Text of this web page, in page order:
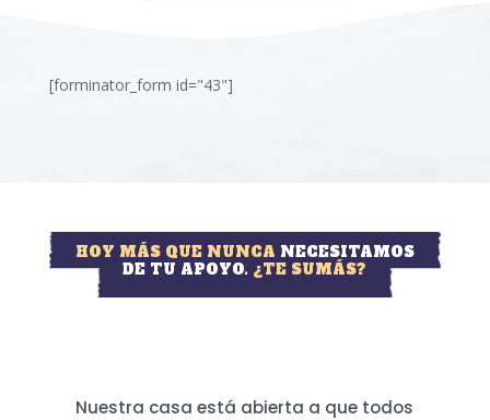
[forminator_form id="43"]
HOY MÁS QUE NUNCA NECESITAMOS
DE TU APOYO. ¿TE SUMÁS?
Nuestra casa está abierta a que todos